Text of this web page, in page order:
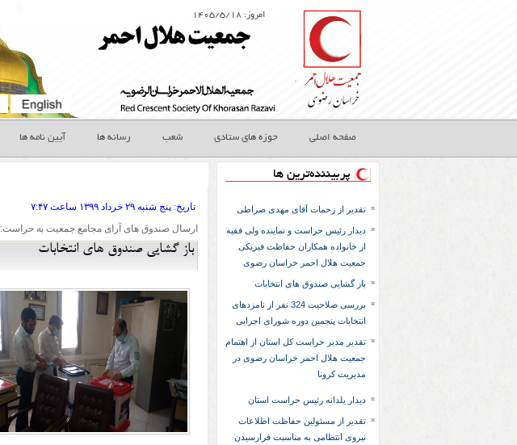
امروز: ۱۴۰۵/۵/۱۸
صفحه اصلی حوزه های ستادی شعب رسانه ها آیین نامه ها
پربیننده‌ترین ها
تقدیر از زحمات آقای مهدی صراطی
دیدار رئیس حراست و نماینده ولی فقیه
از خانواده همکاران حفاظت فیزیکی
جمعیت هلال احمر خراسان رضوی
باز گشایی صندوق های انتخابات
بررسی صلاحیت 324 نفر از نامزدهای
انتخابات پنجمین دوره شورای اجرایی
تقدیر مدیر حراست کل استان از اهتمام
جمعیت هلال احمر خراسان رضوی در
مدیریت کرونا
دیدار یلدانه رئیس حراست استان
تقدیر از مسئولین حفاظت اطلاعات
نیروی انتظامی به مناسبت فرارسیدن
تاريخ: ۱۳۹۹ پنج شنبه ۲۹ خرداد ساعت ۷:۴۷
ارسال صندوق های آرای مجامع جمعیت به حراست:
باز گشایی صندوق های انتخابات